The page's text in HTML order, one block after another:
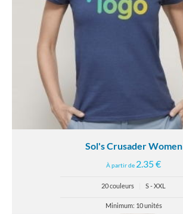
Sol's Crusader Women
À partir de 2.35 €
20 couleurs S - XXL
Minimum: 10 unités